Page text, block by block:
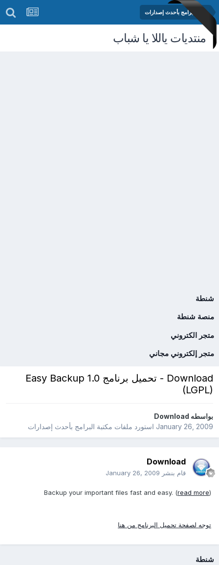
مكتبة البرامج بأحدث إصدارات
منتديات ياللا يا شباب
شنطة
منصة شنطة
متجر الكتروني
متجر إلكتروني مجاني
Download - تحميل برنامج Easy Backup 1.0
(LGPL)
بواسطهDownload
January 26, 2009استورد ملفات مكتبة البرامج بأحدث إصدارات
Download
قام بنشر January 26, 2009
Backup your important files fast and easy. (read more
توجه لصفحة تحميل البرنامج من هنا
شنطة